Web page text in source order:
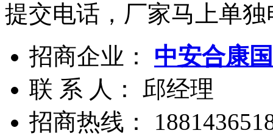
提交电话，厂家马上单
招商企业： 中安合康
联 系 人： 邱经理
招商热线：